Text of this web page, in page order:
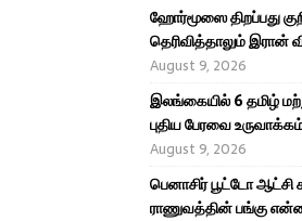
ஹோர்மூஸை திறப்பது
தெரிவித்தாலும் இரான்
August 9, 2026
இலங்கையில் 6 தமிழ்
புதிய பேரவை
August 9, 2026
பெனாசிர் பூட்டோ
ராணுவத்தின் பங்கு